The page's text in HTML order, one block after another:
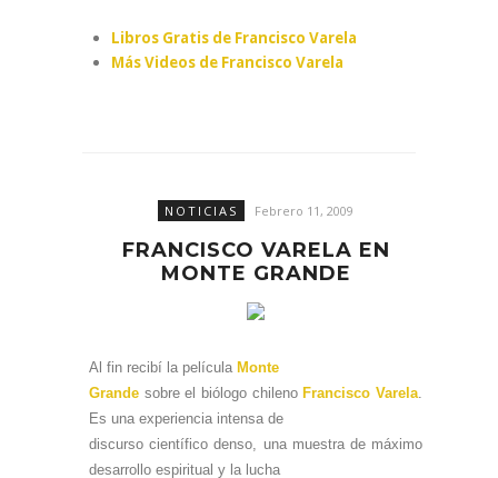
Libros Gratis de Francisco Varela
Más Videos de Francisco Varela
NOTICIAS Febrero 11, 2009
FRANCISCO VARELA EN
MONTE GRANDE
Al fin recibí la película Monte
Grande sobre el biólogo chileno Francisco Varela
Es una experiencia intensa de
discurso científico denso, una muestra de máximo
desarrollo espiritual y la lucha